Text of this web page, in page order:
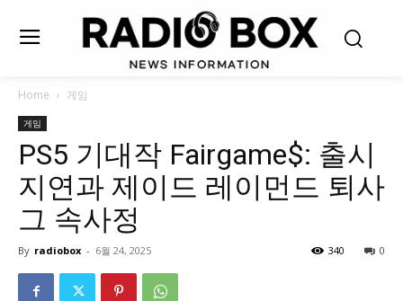
Home 게임
게임
PS5 기대작 Fairgame$: 출시
지연과 제이드 레이먼드 퇴사
그 속사정
By radiobox - 6월 24, 2025 0
340